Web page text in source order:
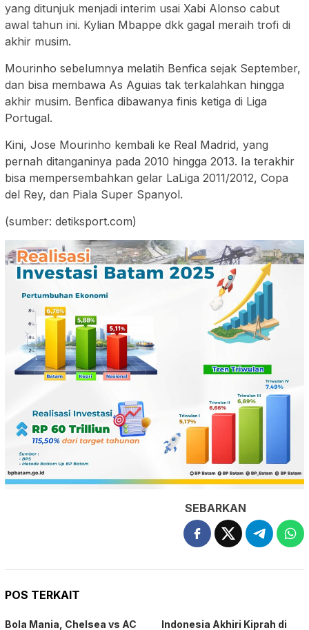
yang ditunjuk menjadi interim usai Xabi Alonso cabut
awal tahun ini. Kylian Mbappe dkk gagal meraih trofi di
akhir musim.
Mourinho sebelumnya melatih Benfica sejak September,
dan bisa membawa As Aguias tak terkalahkan hingga
akhir musim. Benfica dibawanya finis ketiga di Liga
Portugal.
Kini, Jose Mourinho kembali ke Real Madrid, yang
pernah ditanganinya pada 2010 hingga 2013. Ia terakhir
bisa mempersembahkan gelar LaLiga 2011/2012, Copa
del Rey, dan Piala Super Spanyol.
(sumber: detiksport.com)
SEBARKAN
POS TERKAIT
Bola Mania, Chelsea vs AC Indonesia Akhiri Kiprah di